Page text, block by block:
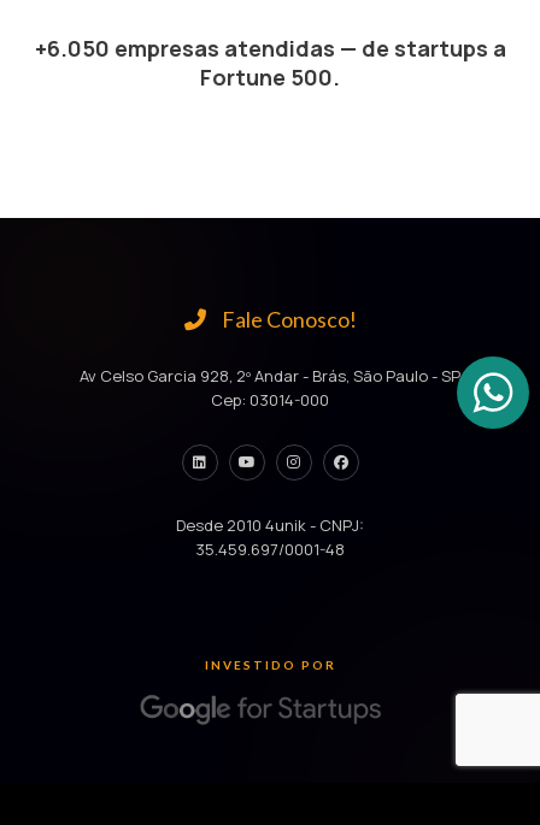
+6.050 empresas atendidas — de startups a
Fortune 500.
Fale Conosco!
Av Celso Garcia 928, 2º Andar - Brás, São Paulo - SP
Cep: 03014-000
Desde 2010 4unik - CNPJ:
35.459.697/0001-48
INVESTIDO POR